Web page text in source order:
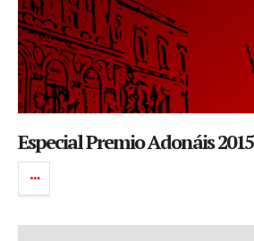
Especial Premio Adonáis 2015